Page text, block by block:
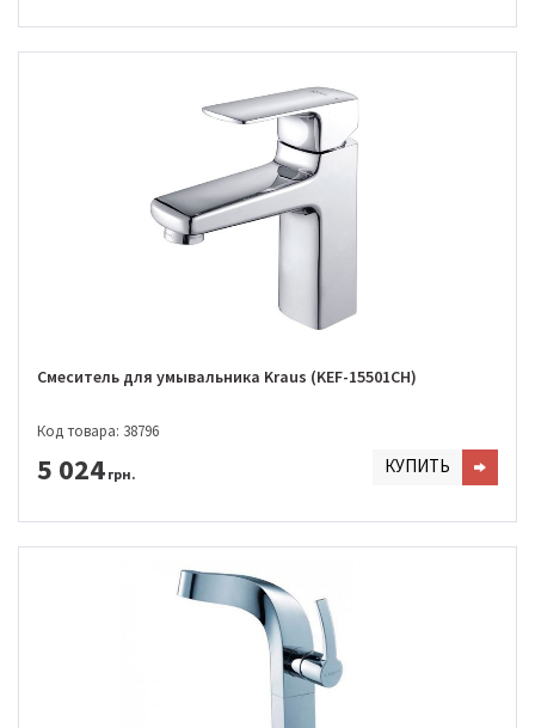
Смеситель для умывальника Kraus (KEF-15501CH)
Код товара: 38796
5 024 грн. КУПИТЬ